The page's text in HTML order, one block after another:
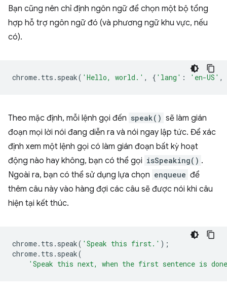
Bạn cũng nên chỉ định ngôn ngữ để chọn một bộ tổng
hợp hỗ trợ ngôn ngữ đó (và phương ngữ khu vực, nếu
có).
chrome. tts . speak( 'Hello, world.' , { 'lang' : 'en-US' ,
Theo mặc định, mỗi lệnh gọi đến speak() sẽ làm gián
đoạn mọi lời nói đang diễn ra và nói ngay lập tức. Để xác
định xem một lệnh gọi có làm gián đoạn bất kỳ hoạt
động nào hay không, bạn có thể gọi isSpeaking() .
Ngoài ra, bạn có thể sử dụng lựa chọn enqueue để
thêm câu này vào hàng đợi các câu sẽ được nói khi câu
hiện tại kết thúc.
chrome. tts . speak( 'Speak this first.' );
chrome. tts . speak(
'Speak this next, when the first sentence is